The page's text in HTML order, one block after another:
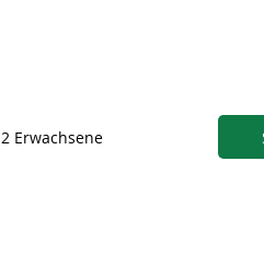
2 Erwachsene